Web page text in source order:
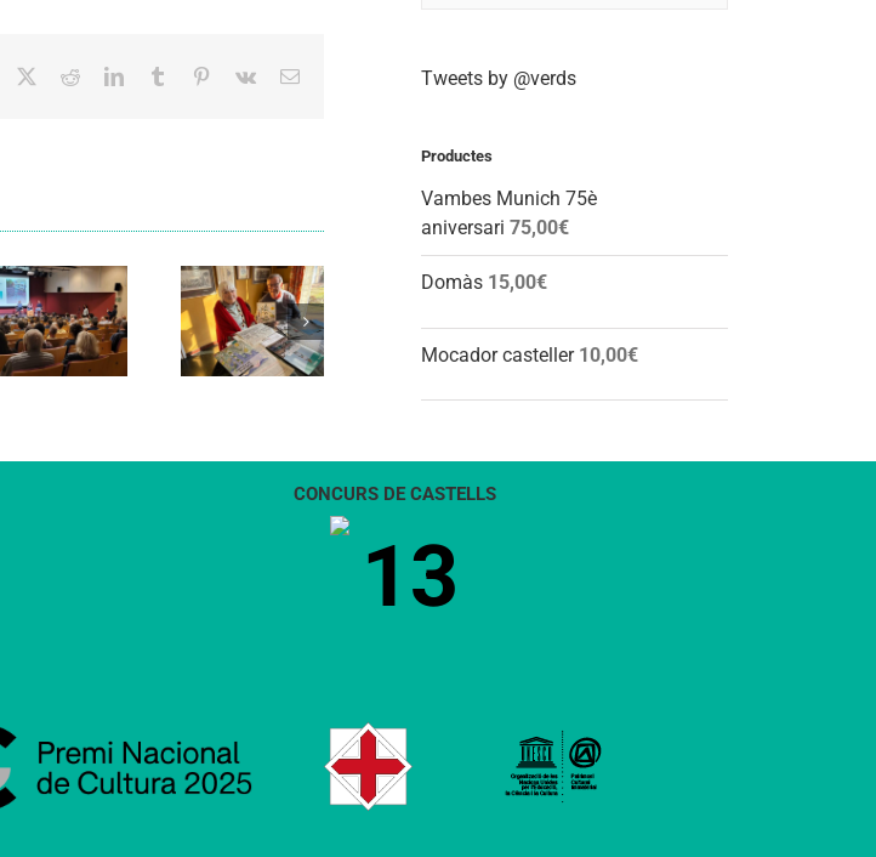
Facebook RedditLinkedInTumblr Pinterest
Vk Email:
Els Verds
presenten el
llibre
“Petita
història
dels
Tweets by @verds
Productes
Vambes Munich 75è
aniversari 75,00€
Domàs 15,00€
Mocador casteller 10,00€
CONCURS DE CASTELLS
13